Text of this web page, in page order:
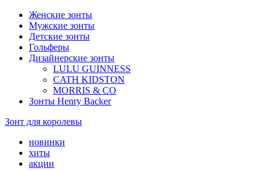
Женские зонты
Мужские зонты
Детские зонты
Гольферы
Дизайнерские зонты
LULU GUINNESS
CATH KIDSTON
MORRIS & CO
Зонты Henry Backer
Зонт для королевы
новинки
хиты
акции